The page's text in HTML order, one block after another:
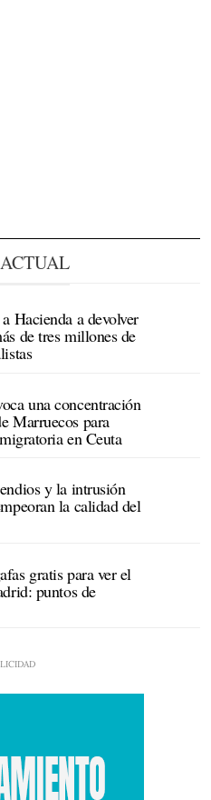
ACTUAL
Hacienda a devolver
de tres millones de
una concentración
Marruecos para
en Ceuta
y la intrusión
la calidad del
gratis para ver el
puntos de